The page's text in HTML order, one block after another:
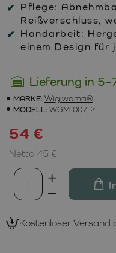
Pflege:
Reißverschluss,
Handarbeit:
einem Design für
Lieferung in
MARKE: Wigiwama®
MODELL: WGM-007-2
54 €
Netto 45 €
Kostenloser Versand